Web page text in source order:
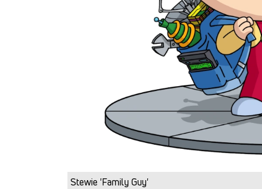
Stewie 'Family Guy'